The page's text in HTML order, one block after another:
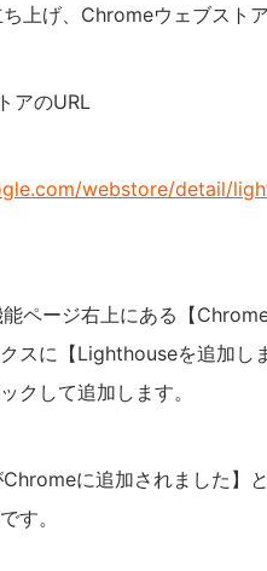
上げ、Chromeウェブストア
アのURL
webstore/detail/
ページ右上にある【
スに【Lighthouseを追加し
クして追加します。
Chromeに追加されました
す。